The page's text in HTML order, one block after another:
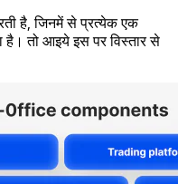
है, जिनमें से प्रत्येक एक
है। तो आइये इस पर विस्तार से